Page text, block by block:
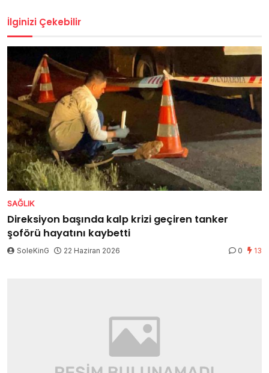
İlginizi Çekebilir
SAĞLIK
Direksiyon başında kalp krizi geçiren tanker
şoförü hayatını kaybetti
SoleKinG 22 Haziran 2026 0 13